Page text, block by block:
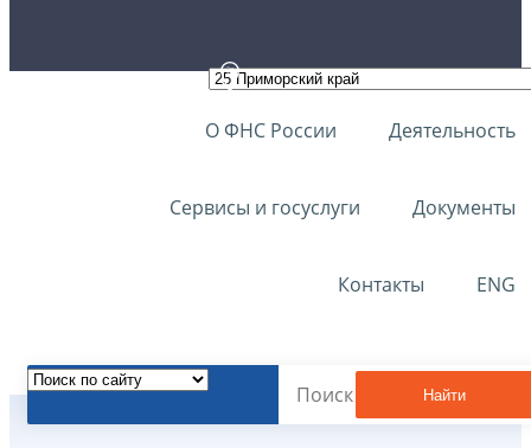
О ФНС России Деятельность
Сервисы и госуслуги Документы
Контакты ENG
Найти